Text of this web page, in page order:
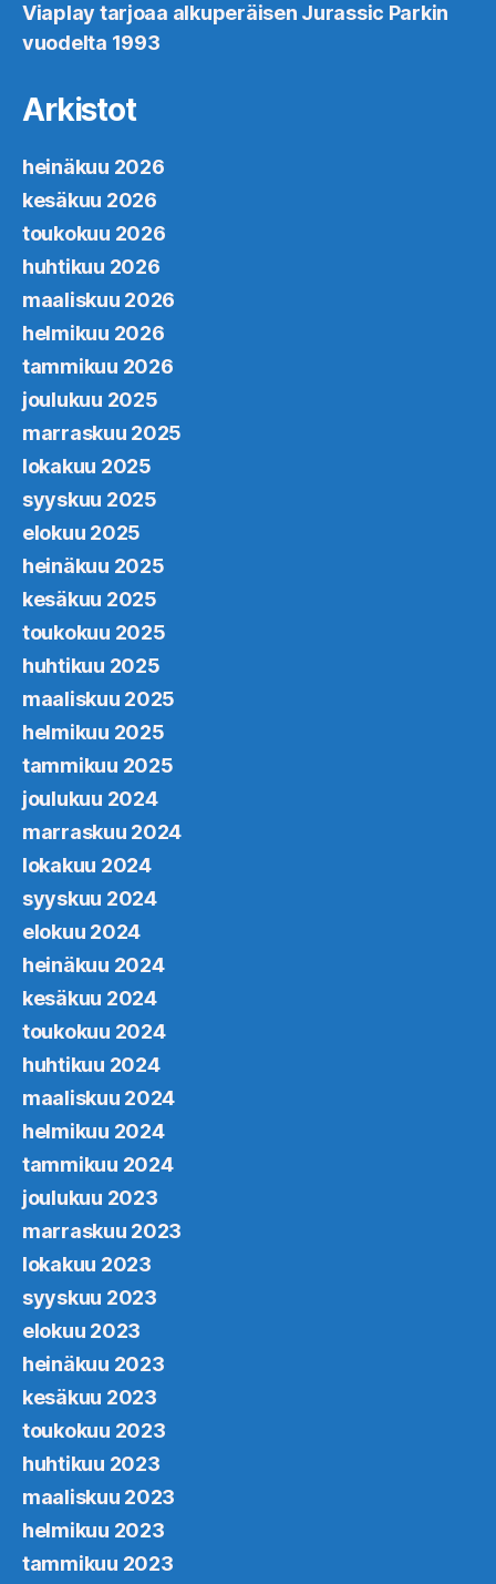
Viaplay tarjoaa alkuperäisen Jurassic Parkin
vuodelta 1993
Arkistot
heinäkuu 2026
kesäkuu 2026
toukokuu 2026
huhtikuu 2026
maaliskuu 2026
helmikuu 2026
tammikuu 2026
joulukuu 2025
marraskuu 2025
lokakuu 2025
syyskuu 2025
elokuu 2025
heinäkuu 2025
kesäkuu 2025
toukokuu 2025
huhtikuu 2025
maaliskuu 2025
helmikuu 2025
tammikuu 2025
joulukuu 2024
marraskuu 2024
lokakuu 2024
syyskuu 2024
elokuu 2024
heinäkuu 2024
kesäkuu 2024
toukokuu 2024
huhtikuu 2024
maaliskuu 2024
helmikuu 2024
tammikuu 2024
joulukuu 2023
marraskuu 2023
lokakuu 2023
syyskuu 2023
elokuu 2023
heinäkuu 2023
kesäkuu 2023
toukokuu 2023
huhtikuu 2023
maaliskuu 2023
helmikuu 2023
tammikuu 2023